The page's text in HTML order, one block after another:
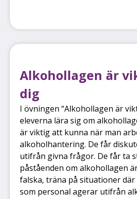
Alkohollagen är
dig
I övningen “Alkohollagen är
eleverna lära sig om
är viktig att kunna när man
alkoholhantering. De får
utifrån givna frågor. De får ta
påståenden om alkohollagen
falska, träna på situationer
som personal agerar utifrån